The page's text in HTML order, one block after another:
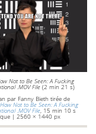
Not to Be Seen: A Fucking
.MOV File (2 min 21 s)
par Fanny Bieth tirée de
How Not to Be Seen: A Fucking
.MOV File, 15 min 10 s
| 2560 × 1440 px